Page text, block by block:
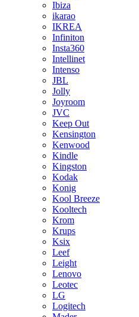
Ibiza
ikarao
IKREA
Infiniton
Insta360
Intellinet
Intenso
JBL
Jolly
Joyroom
JVC
Keep Out
Kensington
Kenwood
Kindle
Kingston
Kodak
Konig
Kool Breeze
Kooltech
Krom
Krups
Ksix
Leef
Leight
Lenovo
Leotec
LG
Logitech